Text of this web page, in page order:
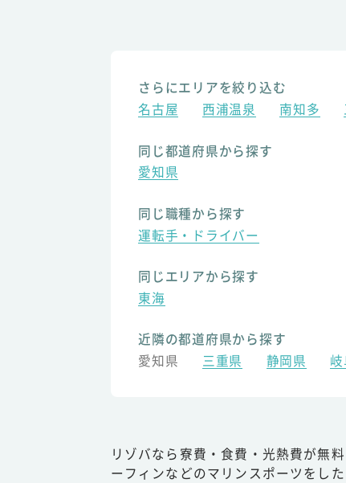
さらにエリアを絞り込む
名古屋
西浦温泉 南知多
同じ都道府県から探す
愛知県
同じ職種から探す
運転手・ドライバー
同じエリアから探す
東海
近隣の都道府県から探す
愛知県
三重県 静岡県
リゾバなら寮費・食費・光熱費が無
ーフィンなどのマリンスポーツをし